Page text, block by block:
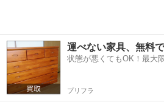
運べない家具、無料
状態が悪くてもOK！最大
プリフラ